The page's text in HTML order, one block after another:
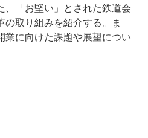
、「お堅い」とされた鉄道会
取り組みを紹介する。ま
業に向けた課題や展望につい